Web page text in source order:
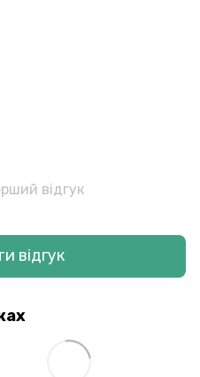
відгук
відгук